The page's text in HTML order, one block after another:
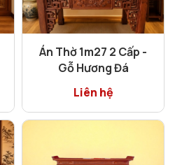
Án Thờ 1m27 2 Cấp -
Gỗ Hương Đá
Liên hệ